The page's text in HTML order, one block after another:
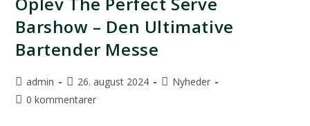
Barshow – Den Ultimative
Bartender Messe
admin 26. august 2024
Nyheder
0 kommentarer